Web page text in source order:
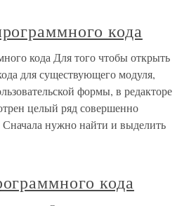
кода
кода Для того чтобы открыть
для существующего модуля,
формы, в редакторе
целый ряд совершенно
нужно найти и выделить
кода